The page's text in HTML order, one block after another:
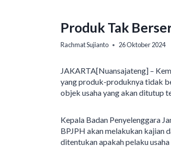
Produk Tak
Rachmat Sujianto 26 Oktober 2024
JAKARTA[Nuansajateng] –
yang produk-produknya tidak
objek usaha yang akan ditutup
Kepala Badan Penyelenggara
BPJPH akan melakukan kajian
ditentukan apakah pelaku